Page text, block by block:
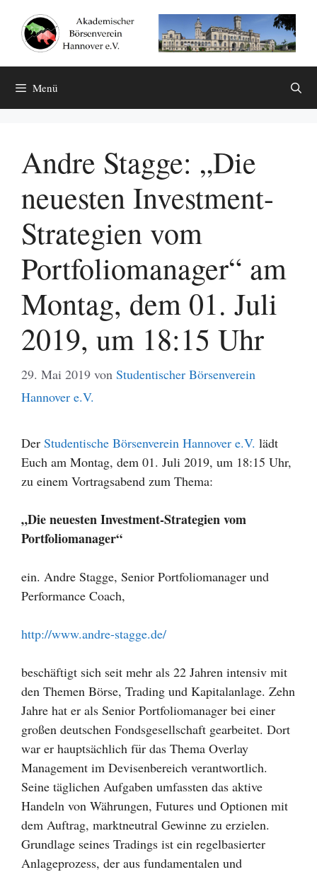
Inhalt
springen
Menü
Andre Stagge: „Die
neuesten Investment-
Strategien vom
Portfoliomanager“ am
Montag, dem 01. Juli
2019, um 18:15 Uhr
29. Mai 2019 von Studentischer Börsenverein
Hannover e.V.
Der Studentische Börsenverein Hannover e.V. lädt
Euch am Montag, dem 01. Juli 2019, um 18:15 Uhr,
zu einem Vortragsabend zum Thema:
„Die neuesten Investment-Strategien vom
Portfoliomanager“
ein. Andre Stagge, Senior Portfoliomanager und
Performance Coach,
http://www.andre-stagge.de/
beschäftigt sich seit mehr als 22 Jahren intensiv mit
den Themen Börse, Trading und Kapitalanlage. Zehn
Jahre hat er als Senior Portfoliomanager bei einer
großen deutschen Fondsgesellschaft gearbeitet. Dort
war er hauptsächlich für das Thema Overlay
Management im Devisenbereich verantwortlich.
Seine täglichen Aufgaben umfassten das aktive
Handeln von Währungen, Futures und Optionen mit
dem Auftrag, marktneutral Gewinne zu erzielen.
Grundlage seines Tradings ist ein regelbasierter
Anlageprozess, der aus fundamentalen und